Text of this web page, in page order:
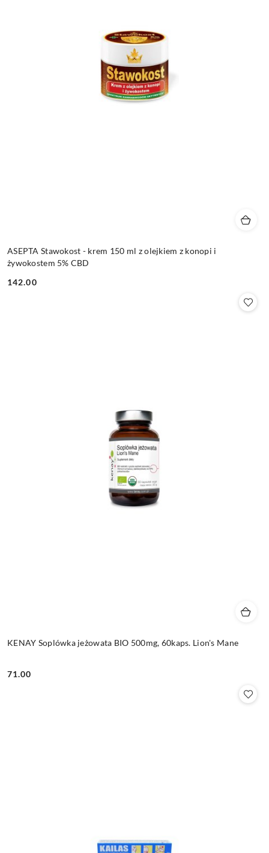
ASEPTA Stawokost - krem 150 ml z olejkiem z konopi i
żywokostem 5% CBD
Cena:
142.00
KENAY Soplówka jeżowata BIO 500mg, 60kaps. Lion's Mane
Cena:
71.00